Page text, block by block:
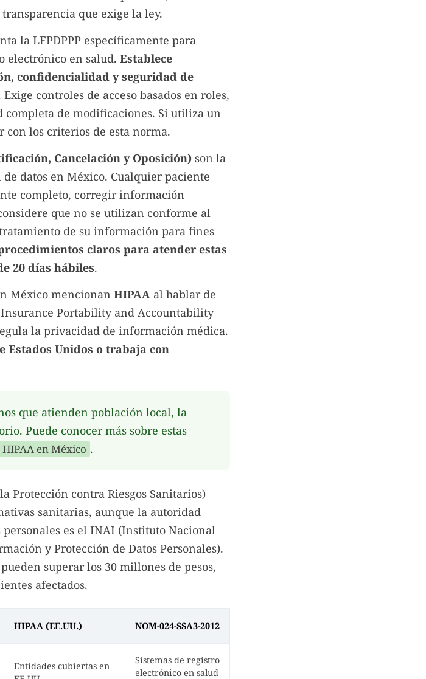
que exige la ley.
la LFPDPPP específicamente para
electrónico en salud. Establece
confidencialidad y seguridad de
Exige controles de acceso basados en roles,
de modificaciones. Si utiliza un
los criterios de esta norma.
Cancelación y Oposición) son la
datos en México. Cualquier paciente
completo, corregir información
que no se utilizan conforme al
de su información para fines
claros para atender estas
20 días hábiles.
México mencionan HIPAA al hablar de
Portability and Accountability
la privacidad de información médica.
Estados Unidos o trabaja con
que atienden población local, la
Puede conocer más sobre estas
HIPAA en México .
Protección contra Riesgos Sanitarios)
sanitarias, aunque la autoridad
es el INAI (Instituto Nacional
y Protección de Datos Personales).
superar los 30 millones de pesos,
afectados.
HIPAA (EE.UU.) NOM-024-SSA3-2012
Entidades cubiertas en
Sistemas de registro
electrónico en salud